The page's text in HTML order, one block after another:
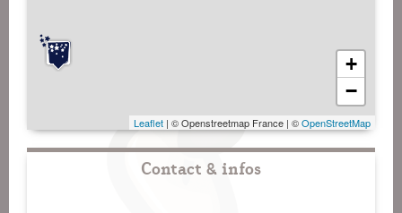
+
−
Leaflet | © Openstreetmap France | ©OpenStreetMap
Contact & infos